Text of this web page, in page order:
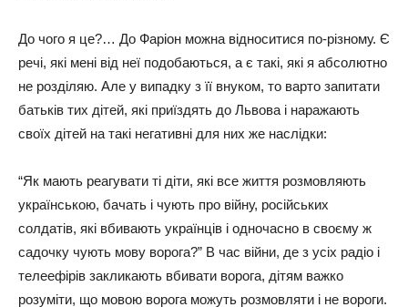
До чого я це?… До Фаріон можна відноситися по-різному. Є
речі, які мені від неї подобаються, а є такі, які я абсолютно
не розділяю. Але у випадку з її внуком, то варто запитати
батьків тих дітей, які приїздять до Львова і наражають
своїх дітей на такі негативні для них же наслідки:
“Як мають реагувати ті діти, які все життя розмовляють
українською, бачать і чують про війну, російських
солдатів, які вбивають українців і одночасно в своєму ж
садочку чують мову ворога?” В час війни, де з усіх радіо і
телеефірів закликають вбивати ворога, дітям важко
розуміти, що мовою ворога можуть розмовляти і не вороги.